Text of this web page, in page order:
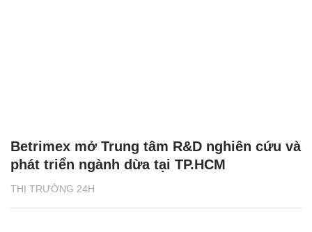
THỊ TRƯỜNG 24H
Betrimex mở Trung tâm R&D nghiên cứu và
phát triển ngành dừa tại TP.HCM